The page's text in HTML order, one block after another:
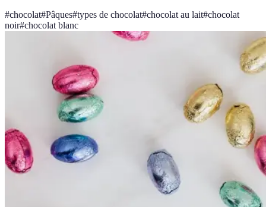
#chocolat#Pâques#types de chocolat#chocolat au lait#chocolat
noir#chocolat blanc